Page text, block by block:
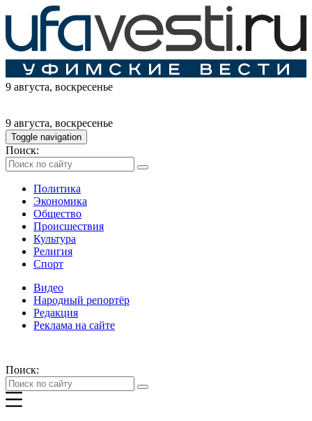
9 августа, воскресенье
9 августа, воскресенье
Toggle navigation
Поиск:
Политика
Экономика
Общество
Происшествия
Культура
Религия
Спорт
Видео
Народный репортёр
Редакция
Реклама на сайте
Поиск: